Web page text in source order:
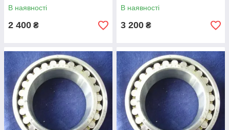
В наявності
2 400 ₴
В наявності
3 200 ₴